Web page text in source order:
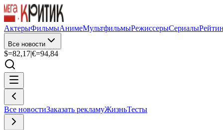
АктерыФильмыАнимеМультфильмыРежиссерыСериалы
Все новости
$=82,17|€=94,84
Все новостиЗаказать рекламуЖизньТесты